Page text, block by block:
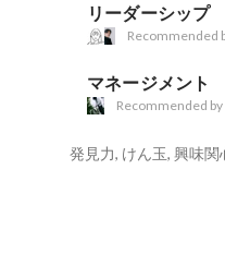
リーダーシップ
Recommended
マネージメント
Recommended by
発見力, けん玉, 興味関